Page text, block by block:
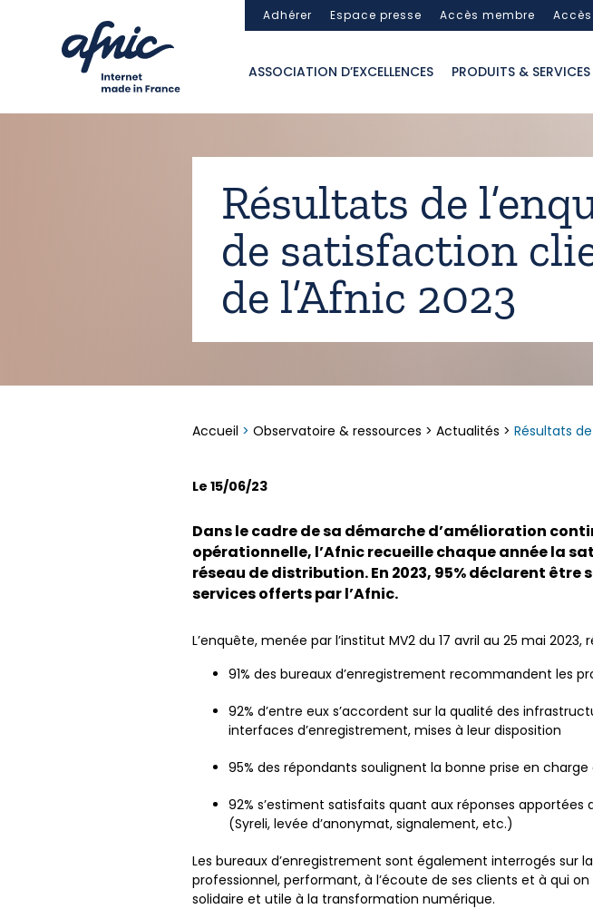
Adhérer Espace presse Accès membre
ASSOCIATION D’EXCELLENCES PRODUITS & SERVICES
Résultats de
de satisfaction
de l’Afnic 2023
Accueil > Observatoire & ressources > Actualités > Résultats
Le 15/06/23
Dans le cadre de sa démarche d’amélioration
opérationnelle, l’Afnic recueille chaque année la
réseau de distribution. En 2023, 95% déclarent
services offerts par l’Afnic.
L’enquête, menée par l’institut MV2 du 17 avril au 25 mai
91% des bureaux d’enregistrement recommandent les
92% d’entre eux s’accordent sur la qualité des
interfaces d’enregistrement, mises à leur disposition
95% des répondants soulignent la bonne prise en
92% s’estiment satisfaits quant aux réponses apportées
(Syreli, levée d’anonymat, signalement, etc.)
Les bureaux d’enregistrement sont également interrogés sur
professionnel, performant, à l’écoute de ses clients et à qui
solidaire et utile à la transformation numérique.